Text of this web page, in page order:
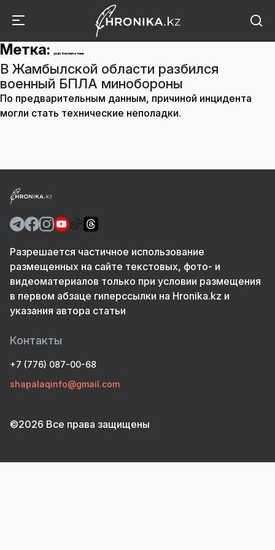
Метка: упал беспилотник
В Жамбылской области разбился
военный БПЛА минобороны
По предварительным данным, причиной инцидента
могли стать технические неполадки.
Разрешается частичное использование
размещенных на сайте текстовых, фото- и
видеоматериалов только при условии размещения
в первом абзаце гиперссылки на Hronika.kz и
указания автора статьи
Контакты
+7 (776) 087-00-68
shapalaqinfo@gmail.com
©2026 Все права защищены